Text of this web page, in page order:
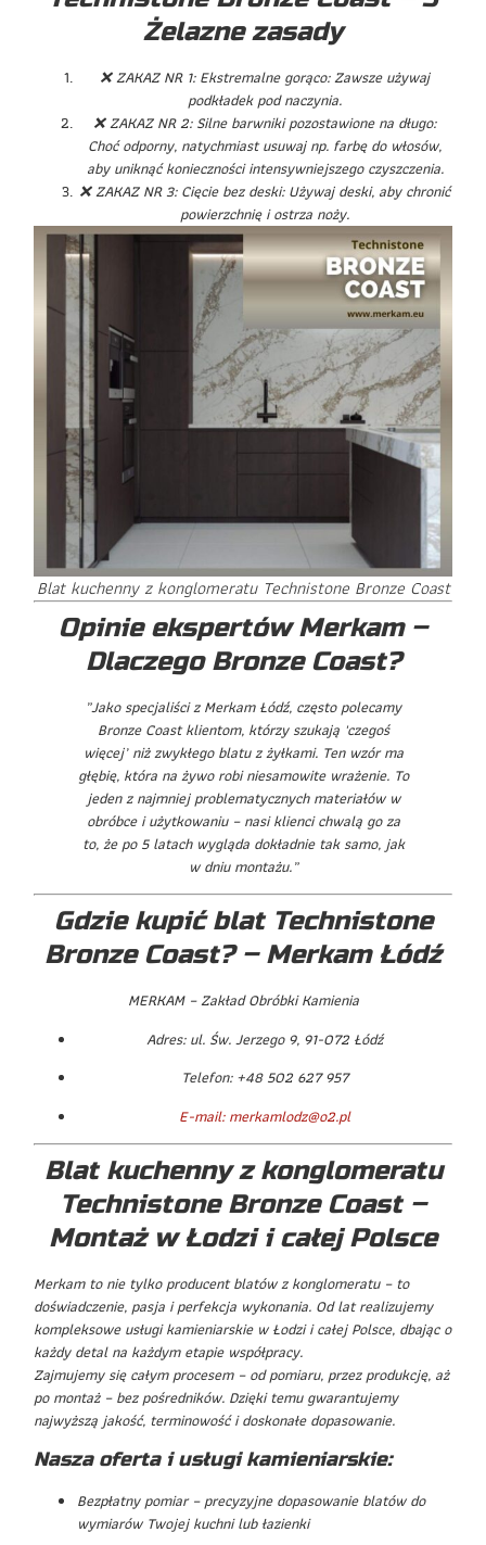
Żelazne zasady
❌ ZAKAZ NR 1: Ekstremalne gorąco: Zawsze używaj
podkładek pod naczynia.
❌ ZAKAZ NR 2: Silne barwniki pozostawione na długo:
Choć odporny, natychmiast usuwaj np. farbę do włosów,
aby uniknąć konieczności intensywniejszego czyszczenia.
❌ ZAKAZ NR 3: Cięcie bez deski: Używaj deski, aby chronić
powierzchnię i ostrza noży.
Blat kuchenny z konglomeratu Technistone Bronze Coast
Opinie ekspertów Merkam –
Dlaczego Bronze Coast?
„Jako specjaliści z Merkam Łódź, często polecamy
Bronze Coast klientom, którzy szukają 'czegoś
więcej’ niż zwykłego blatu z żyłkami. Ten wzór ma
głębię, która na żywo robi niesamowite wrażenie. To
jeden z najmniej problematycznych materiałów w
obróbce i użytkowaniu – nasi klienci chwalą go za
to, że po 5 latach wygląda dokładnie tak samo, jak
w dniu montażu.”
Gdzie kupić blat Technistone
Bronze Coast? – Merkam Łódź
MERKAM – Zakład Obróbki Kamienia
Adres: ul. Św. Jerzego 9, 91-072 Łódź
Telefon: +48 502 627 957
E-mail: merkamlodz@o2.pl
Blat kuchenny z konglomeratu
Technistone Bronze Coast –
Montaż w Łodzi i całej Polsce
Merkam to nie tylko producent blatów z konglomeratu – to
doświadczenie, pasja i perfekcja wykonania. Od lat realizujemy
kompleksowe usługi kamieniarskie w Łodzi i całej Polsce, dbając o
każdy detal na każdym etapie współpracy.
Zajmujemy się całym procesem – od pomiaru, przez produkcję, aż
po montaż – bez pośredników. Dzięki temu gwarantujemy
najwyższą jakość, terminowość i doskonałe dopasowanie.
Nasza oferta i usługi kamieniarskie:
Bezpłatny pomiar – precyzyjne dopasowanie blatów do
wymiarów Twojej kuchni lub łazienki